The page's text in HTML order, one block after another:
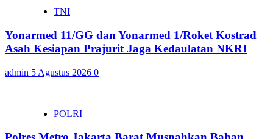
TNI
Yonarmed 11/GG dan Yonarmed 1/Roket Kostrad
Asah Kesiapan Prajurit Jaga Kedaulatan NKRI
admin 5 Agustus 2026 0
POLRI